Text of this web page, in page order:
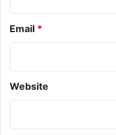
Email *
Website